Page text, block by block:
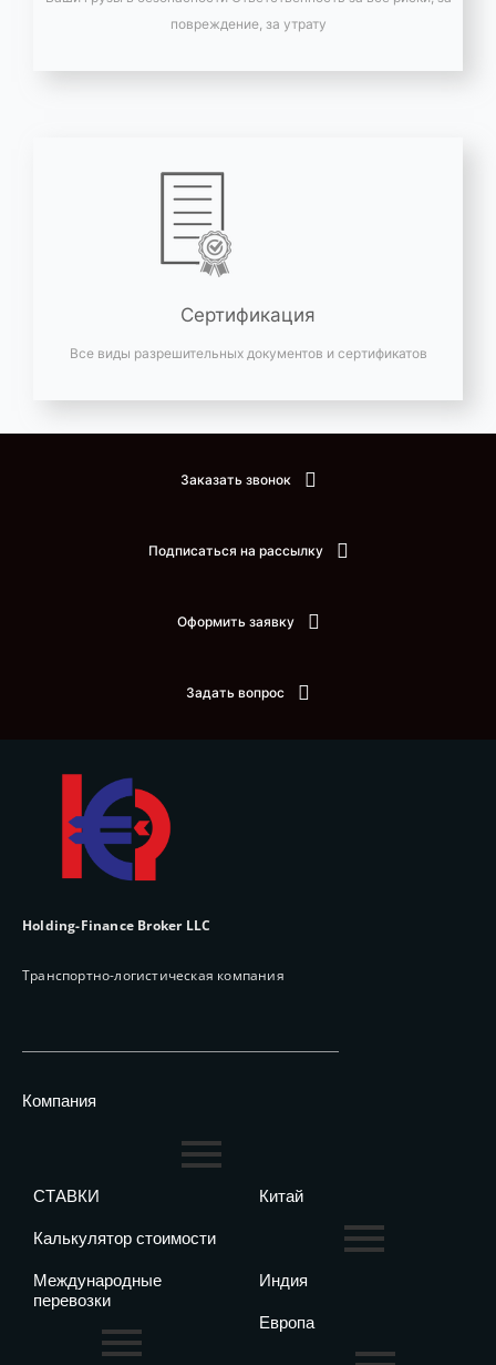
повреждение, за утрату
Сертификация
Все виды разрешительных документов и сертификатов
Заказать звонок
Подписаться на рассылку
Оформить заявку
Задать вопрос
Holding-Finance Broker LLC
Транспортно-логистическая компания
Компания
СТАВКИ
Калькулятор стоимости
Международные
перевозки
Китай
Индия
Европа